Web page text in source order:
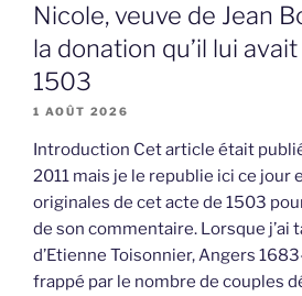
Nicole, veuve de Jean
la donation qu’il lui
1503
1 AOÛT 2026
Introduction Cet article était
2011 mais je le republie ici ce jour
originales de cet acte de 1503
de son commentaire. Lorsque j’ai
d’Etienne Toisonnier, Angers
frappé par le nombre de couples